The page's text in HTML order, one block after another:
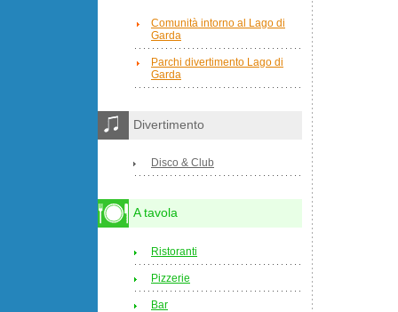
Comunità intorno al Lago di
Garda
Parchi divertimento Lago di
Garda
Divertimento
Disco & Club
A tavola
Ristoranti
Pizzerie
Bar